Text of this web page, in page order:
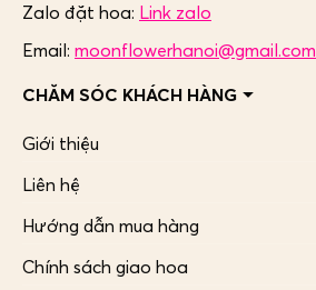
Zalo đặt hoa: Link zalo
Email: moonflowerhanoi@gmail.com
CHĂM SÓC KHÁCH HÀNG
Giới thiệu
Liên hệ
Hướng dẫn mua hàng
Chính sách giao hoa